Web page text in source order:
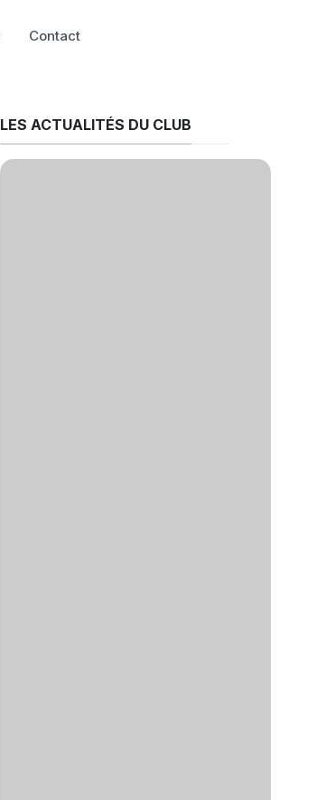
Contact
LES ACTUALITÉS DU CLUB